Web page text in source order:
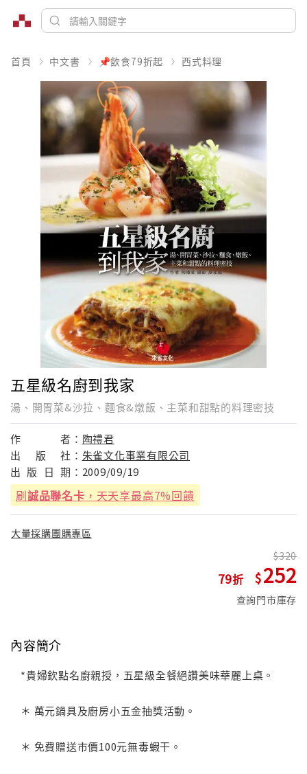
首頁 中文書 📌飲食79折起 西式料理
五星級名廚到我家
湯、開胃菜&沙拉、麵食&燉飯、主菜和甜點的料理密技
作 者： 陶禮君
出
版 社： 朱雀文化事業有限公司
出 版 日 期： 2009/09/19
刷誠品聯名卡 ，天天享最高7%回饋
大量採購團購專區
79
320
252
查詢門市庫存
內容簡介
*貴婦欽點名廚親授，五星級全餐絕讚美味華麗上桌。
＊ 萬元鍋具及廚房小五金抽獎活動。
＊ 免費贈送市價100元無毒蝦干。